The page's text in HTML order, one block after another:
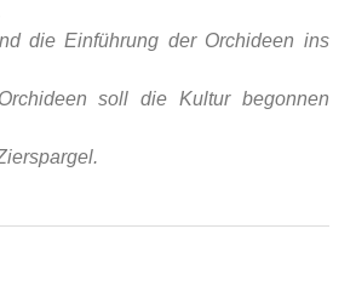
die Einführung der Orchideen ins
soll die Kultur begonnen